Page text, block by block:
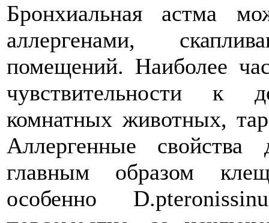
Бронхиальная астма
аллергенами,
помещений. Наиболее
чувствительности к
комнатных животных,
Аллергенные
главным образом
особенно